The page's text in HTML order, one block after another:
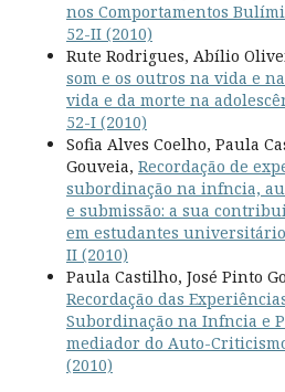
nos Comportamentos
52-II (2010)
Rute Rodrigues, Abílio
som e os outros na vida e
vida e da morte na
52-I (2010)
Sofia Alves Coelho, Paula
Gouveia, Recordação de
subordinação na infncia,
e submissão: a sua
em estudantes
II (2010)
Paula Castilho, José Pinto
Recordação das
Subordinação na Infncia e
mediador do Auto-
(2010)